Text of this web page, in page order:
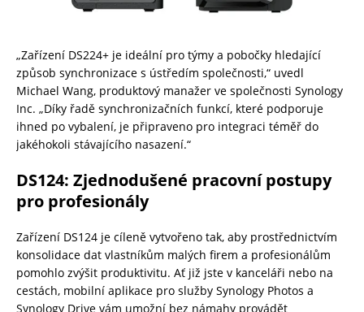
„Zařízení DS224+ je ideální pro týmy a pobočky hledající
způsob synchronizace s ústředím společnosti,“ uvedl
Michael Wang, produktový manažer ve společnosti Synology
Inc. „Díky řadě synchronizačních funkcí, které podporuje
ihned po vybalení, je připraveno pro integraci téměř do
jakéhokoli stávajícího nasazení.“
DS124: Zjednodušené pracovní postupy
pro profesionály
Zařízení DS124 je cíleně vytvořeno tak, aby prostřednictvím
konsolidace dat vlastníkům malých firem a profesionálům
pomohlo zvýšit produktivitu. Ať již jste v kanceláři nebo na
cestách, mobilní aplikace pro služby Synology Photos a
Synology Drive vám umožní bez námahy provádět